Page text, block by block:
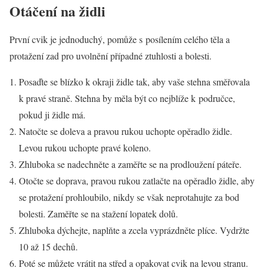
Otáčení na židli
První cvik je jednoduchý, pomůže s posílením celého těla a
protažení zad pro uvolnění případné ztuhlosti a bolesti.
Posaďte se blízko k okraji židle tak, aby vaše stehna směřovala
k pravé straně. Stehna by měla být co nejblíže k područce,
pokud ji židle má.
Natočte se doleva a pravou rukou uchopte opěradlo židle.
Levou rukou uchopte pravé koleno.
Zhluboka se nadechněte a zaměřte se na prodloužení páteře.
Otočte se doprava, pravou rukou zatlačte na opěradlo židle, aby
se protažení prohloubilo, nikdy se však neprotahujte za bod
bolesti. Zaměřte se na stažení lopatek dolů.
Zhluboka dýchejte, naplňte a zcela vyprázdněte plíce. Vydržte
10 až 15 dechů.
Poté se můžete vrátit na střed a opakovat cvik na levou stranu.